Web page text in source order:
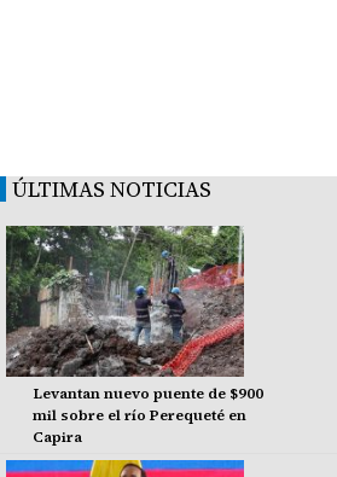
ÚLTIMAS NOTICIAS
Levantan nuevo puente de $900
mil sobre el río Perequeté en
Capira